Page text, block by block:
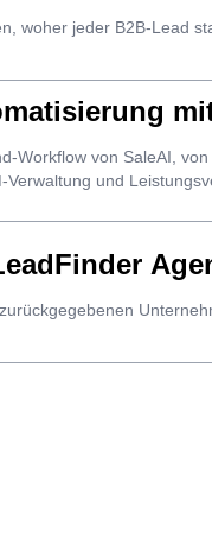
woher jeder B2B-Lead
Workflow von SaleAI,
und